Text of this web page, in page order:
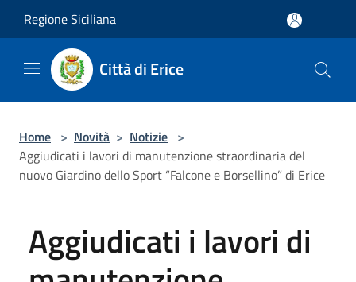
Regione Siciliana
Città di Erice
Home > Novità > Notizie >
Aggiudicati i lavori di manutenzione straordinaria del
nuovo Giardino dello Sport “Falcone e Borsellino” di Erice
Aggiudicati i lavori di